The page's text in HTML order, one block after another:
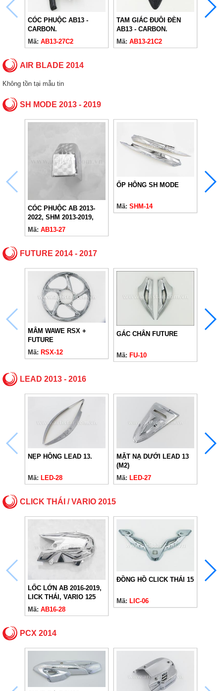
CÓC PHUỘC AB13 -
CARBON.
Mã: AB13-27C2
TAM GIÁC ĐUÔI ĐÈN
AB13 - CARBON.
Mã: AB13-21C2
AIR BLADE 2014
Không tồn tại mẫu tin
SH MODE 2013 - 2019
CÓC PHUỘC AB 2013-
2022, SHM 2013-2019,
VARIO 125 (2018-2024)
Mã: AB13-27
ỐP HÔNG SH MODE
Mã: SHM-14
FUTURE 2014 - 2017
MÂM WAWE RSX +
FUTURE
Mã: RSX-12
GÁC CHÂN FUTURE
Mã: FU-10
LEAD 2013 - 2016
NẸP HÔNG LEAD 13.
Mã: LED-28
MẶT NẠ DƯỚI LEAD 13
(M2)
Mã: LED-27
LỐC
CLICK THÁI / VARIO 2015
LỐC LỚN AB 2016-2019,
LICK THÁI, VARIO 125
(2018-2024)
Mã: AB16-28
ĐỒNG HỒ CLICK THÁI 15
Mã: LIC-06
MẶT
PCX 2014